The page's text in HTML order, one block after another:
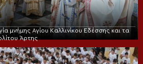
μνήμης Αγίου Καλλινίκου Εδέσσης και τα
Άρτης